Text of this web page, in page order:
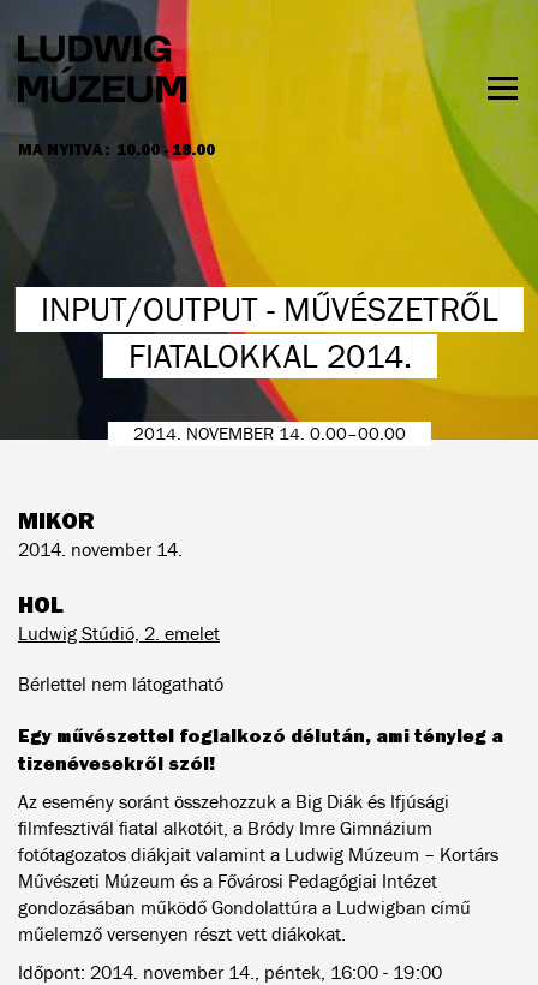
tartalomra
MA NYITVA: 10.00 - 18.00
NYITVATARTÁS ÉS JEGYÁRAK
INPUT/OUTPUT - MŰVÉSZETRŐL
FIATALOKKAL 2014.
2014. NOVEMBER 14. 0.00–00.00
MIKOR
2014. november 14.
HOL
Ludwig Stúdió, 2. emelet
Bérlettel nem látogatható
Egy művészettel foglalkozó délután, ami tényleg a
tizenévesekről szól!
Az esemény soránt összehozzuk a Big Diák és Ifjúsági
filmfesztivál fiatal alkotóit, a Bródy Imre Gimnázium
fotótagozatos diákjait valamint a Ludwig Múzeum – Kortárs
Művészeti Múzeum és a Fővárosi Pedagógiai Intézet
gondozásában működő Gondolattúra a Ludwigban című
műelemző versenyen részt vett diákokat.
Időpont: 2014. november 14., péntek, 16:00 - 19:00